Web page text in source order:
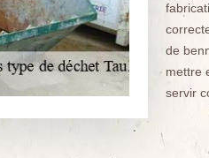
de
mettre
servir